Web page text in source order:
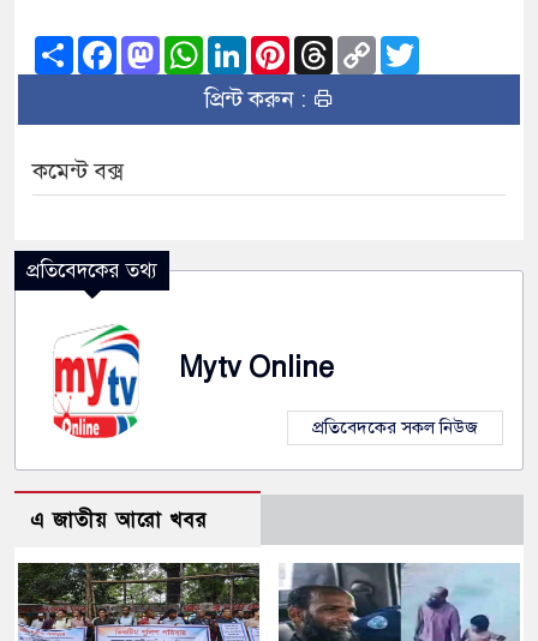
ShareFacebook
Mastodon
WhatsApp
LinkedInPinterest
Threads
Copy
Link
প্রিন্ট করুন :
কমেন্ট বক্স
প্রতিবেদকের তথ্য
Mytv Online
প্রতিবেদকের সকল নিউজ
এ জাতীয় আরো খবর